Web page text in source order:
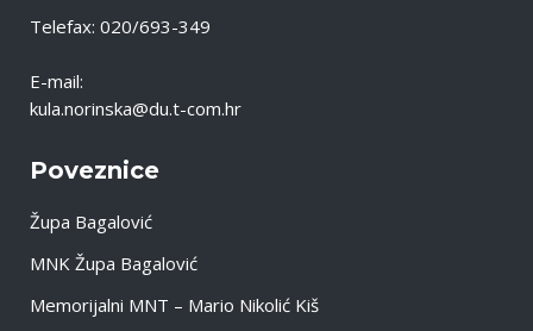
Telefax: 020/693-349
E-mail:
kula.norinska@du.t-com.hr
Poveznice
Župa Bagalović
MNK Župa Bagalović
Memorijalni MNT – Mario Nikolić Kiš